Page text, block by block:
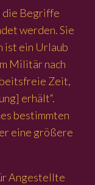
die Begriffe
werden. Sie
ist ein Urlaub
Militär nach
Zeit,
erhält“.
bestimmten
eine größere
Angestellte